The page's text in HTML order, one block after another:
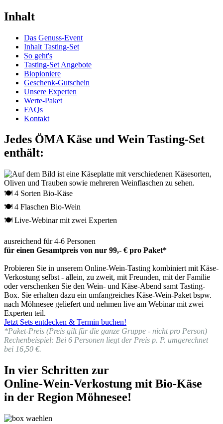
Inhalt
Das Genuss-Event
Inhalt Tasting-Set
So geht's
Tasting-Set Angebote
Biopioniere
Geschenk-Gutschein
Unsere Experten
Werte-Paket
FAQs
Kontakt
Jedes ÖMA Käse und Wein Tasting-Set
enthält:
🍽 4 Sorten Bio-Käse
🍽 4 Flaschen Bio-Wein
🍽 Live-Webinar mit zwei Experten
ausreichend für 4-6 Personen
für einen Gesamtpreis von nur 99,- € pro Paket*
Probieren Sie in unserem Online-Wein-Tasting kombiniert mit Käse-
Verkostung selbst - allein, zu zweit, mit Freunden, mit der Familie
oder verschenken Sie den Wein- und Käse-Abend samt Tasting-
Box. Sie erhalten dazu ein umfangreiches Käse-Wein-Paket bspw.
nach Möhnesee geliefert und nehmen live am Webinar mit zwei
Experten teil.
Jetzt Sets entdecken & Termin buchen!
*Paket-Preis (Preis gilt für die ganze Gruppe - nicht pro Person)
Rechenbeispiel: Bei 6 Personen liegt der Preis p. P. umgerechnet
bei 16,50 €.
In vier Schritten zur
Online-Wein-Verkostung mit Bio-Käse
in der Region Möhnesee!